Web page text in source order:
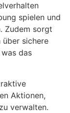
spielen und
Zudem sorgt
über sichere
das
Aktionen,
verwalten.